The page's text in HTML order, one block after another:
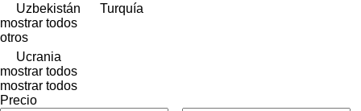
Uzbekistán
Turquía
mostrar todos
otros
Ucrania
mostrar todos
mostrar todos
Precio